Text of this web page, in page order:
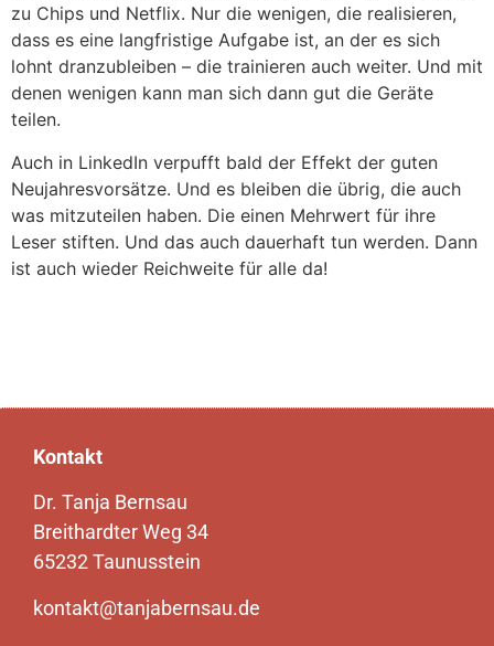
zu Chips und Netflix. Nur die wenigen, die realisieren,
dass es eine langfristige Aufgabe ist, an der es sich
lohnt dranzubleiben – die trainieren auch weiter. Und mit
denen wenigen kann man sich dann gut die Geräte
teilen.
Auch in LinkedIn verpufft bald der Effekt der guten
Neujahresvorsätze. Und es bleiben die übrig, die auch
was mitzuteilen haben. Die einen Mehrwert für ihre
Leser stiften. Und das auch dauerhaft tun werden. Dann
ist auch wieder Reichweite für alle da!
Kontakt
Dr. Tanja Bernsau
Breithardter Weg 34
65232 Taunusstein
kontakt@tanjabernsau.de